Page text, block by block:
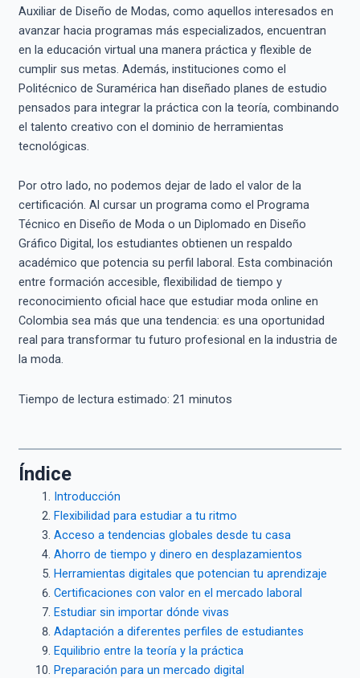
Auxiliar de Diseño de Modas, como aquellos interesados en
avanzar hacia programas más especializados, encuentran
en la educación virtual una manera práctica y flexible de
cumplir sus metas. Además, instituciones como el
Politécnico de Suramérica han diseñado planes de estudio
pensados para integrar la práctica con la teoría, combinando
el talento creativo con el dominio de herramientas
tecnológicas.
Por otro lado, no podemos dejar de lado el valor de la
certificación. Al cursar un programa como el Programa
Técnico en Diseño de Moda o un Diplomado en Diseño
Gráfico Digital, los estudiantes obtienen un respaldo
académico que potencia su perfil laboral. Esta combinación
entre formación accesible, flexibilidad de tiempo y
reconocimiento oficial hace que estudiar moda online en
Colombia sea más que una tendencia: es una oportunidad
real para transformar tu futuro profesional en la industria de
la moda.
Tiempo de lectura estimado: 21 minutos
Índice
Introducción
Flexibilidad para estudiar a tu ritmo
Acceso a tendencias globales desde tu casa
Ahorro de tiempo y dinero en desplazamientos
Herramientas digitales que potencian tu aprendizaje
Certificaciones con valor en el mercado laboral
Estudiar sin importar dónde vivas
Adaptación a diferentes perfiles de estudiantes
Equilibrio entre la teoría y la práctica
Preparación para un mercado digital